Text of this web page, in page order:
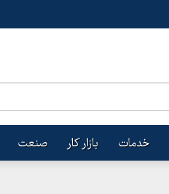
خدمات بازار کار صنعت